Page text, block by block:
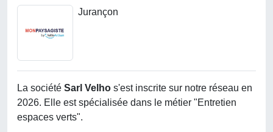
Jurançon
La société Sarl Velho s'est inscrite sur notre réseau en
2026. Elle est spécialisée dans le métier "Entretien
espaces verts".